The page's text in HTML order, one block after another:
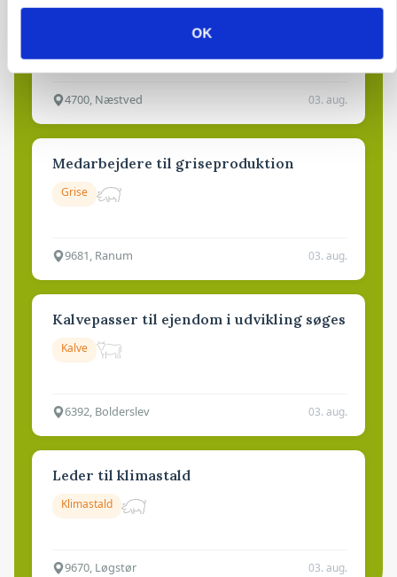
OK
Lastbilchauffør søges til Henrik Haves
4700, Næstved 03. aug.
Medarbejdere til griseproduktion
Grise
9681, Ranum 03. aug.
Kalvepasser til ejendom i udvikling søges
Kalve
6392, Bolderslev 03. aug.
Leder til klimastald
Klimastald
9670, Løgstør 03. aug.